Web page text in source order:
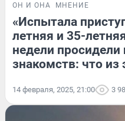
ОН И ОНА МНЕНИЕ
«Испытала
летняя и 35-
недели просидели
знакомств: что
14 февраля, 2025, 21:00 3